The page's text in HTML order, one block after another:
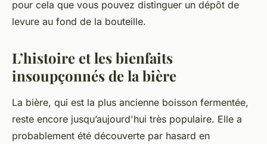
pour cela que vous pouvez distinguer un dépôt de
levure au fond de la bouteille.
L’histoire et les bienfaits
insoupçonnés de la bière
La bière, qui est la plus ancienne boisson fermentée,
reste encore jusqu’aujourd'hui très populaire. Elle a
probablement été découverte par hasard en